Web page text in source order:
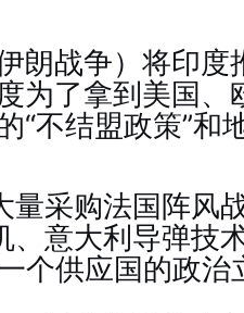
朗战争）将印度
为了拿到美国、
“不结盟政策”和
量采购法国阵风
、意大利导弹技
个供应国的政